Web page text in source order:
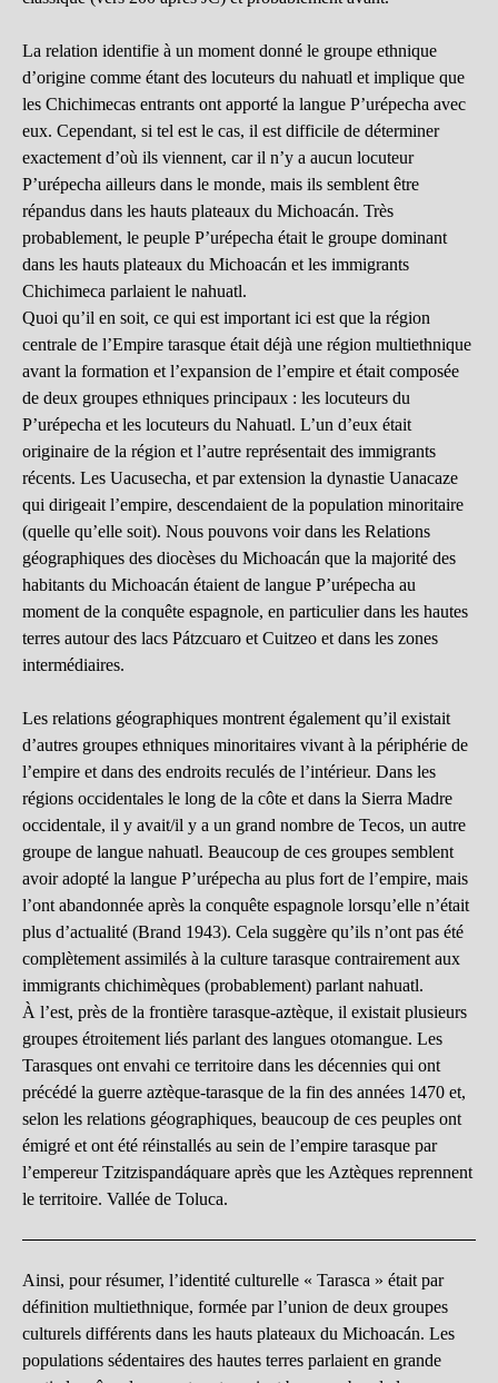
La relation identifie à un moment donné le groupe ethnique
d’origine comme étant des locuteurs du nahuatl et implique que
les Chichimecas entrants ont apporté la langue P’urépecha avec
eux. Cependant, si tel est le cas, il est difficile de déterminer
exactement d’où ils viennent, car il n’y a aucun locuteur
P’urépecha ailleurs dans le monde, mais ils semblent être
répandus dans les hauts plateaux du Michoacán. Très
probablement, le peuple P’urépecha était le groupe dominant
dans les hauts plateaux du Michoacán et les immigrants
Chichimeca parlaient le nahuatl.
Quoi qu’il en soit, ce qui est important ici est que la région
centrale de l’Empire tarasque était déjà une région multiethnique
avant la formation et l’expansion de l’empire et était composée
de deux groupes ethniques principaux : les locuteurs du
P’urépecha et les locuteurs du Nahuatl. L’un d’eux était
originaire de la région et l’autre représentait des immigrants
récents. Les Uacusecha, et par extension la dynastie Uanacaze
qui dirigeait l’empire, descendaient de la population minoritaire
(quelle qu’elle soit). Nous pouvons voir dans les Relations
géographiques des diocèses du Michoacán que la majorité des
habitants du Michoacán étaient de langue P’urépecha au
moment de la conquête espagnole, en particulier dans les hautes
terres autour des lacs Pátzcuaro et Cuitzeo et dans les zones
intermédiaires.
Les relations géographiques montrent également qu’il existait
d’autres groupes ethniques minoritaires vivant à la périphérie de
l’empire et dans des endroits reculés de l’intérieur. Dans les
régions occidentales le long de la côte et dans la Sierra Madre
occidentale, il y avait/il y a un grand nombre de Tecos, un autre
groupe de langue nahuatl. Beaucoup de ces groupes semblent
avoir adopté la langue P’urépecha au plus fort de l’empire, mais
l’ont abandonnée après la conquête espagnole lorsqu’elle n’était
plus d’actualité (Brand 1943). Cela suggère qu’ils n’ont pas été
complètement assimilés à la culture tarasque contrairement aux
immigrants chichimèques (probablement) parlant nahuatl.
À l’est, près de la frontière tarasque-aztèque, il existait plusieurs
groupes étroitement liés parlant des langues otomangue. Les
Tarasques ont envahi ce territoire dans les décennies qui ont
précédé la guerre aztèque-tarasque de la fin des années 1470 et,
selon les relations géographiques, beaucoup de ces peuples ont
émigré et ont été réinstallés au sein de l’empire tarasque par
l’empereur Tzitzispandáquare après que les Aztèques reprennent
le territoire. Vallée de Toluca.
Ainsi, pour résumer, l’identité culturelle « Tarasca » était par
définition multiethnique, formée par l’union de deux groupes
culturels différents dans les hauts plateaux du Michoacán. Les
populations sédentaires des hautes terres parlaient en grande